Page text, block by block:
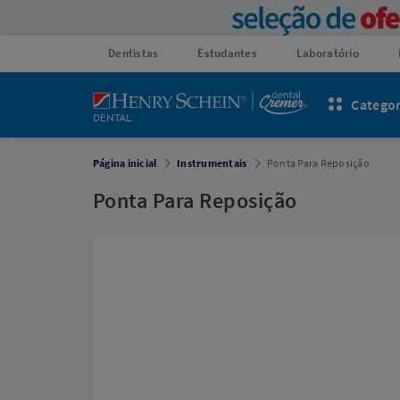
Dentistas Estudantes Laboratório
Página inicial Instrumentais Ponta Para Reposição
Ponta Para Reposição